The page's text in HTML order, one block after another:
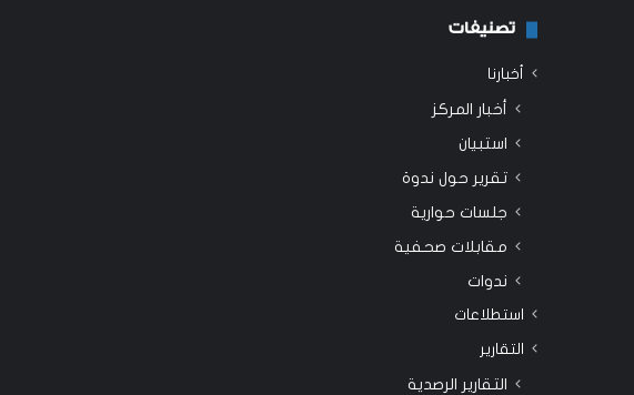
تصنيفات
أخبارنا
أخبار المركز
استبيان
تقرير حول ندوة
جلسات حوارية
مقابلات صحفية
ندوات
استطلاعات
التقارير
التقارير الرصدية